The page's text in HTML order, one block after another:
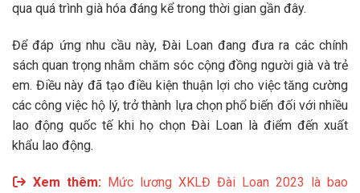
qua quá trình già hóa đáng kể trong thời gian gần đây.
Để đáp ứng nhu cầu này, Đài Loan đang đưa ra các chính
sách quan trọng nhằm chăm sóc cộng đồng người già và trẻ
em. Điều này đã tạo điều kiện thuận lợi cho việc tăng cường
các công việc hộ lý, trở thành lựa chọn phổ biến đối với nhiều
lao động quốc tế khi họ chọn Đài Loan là điểm đến xuất
khẩu lao động.
Xem thêm: Mức lương XKLĐ Đài Loan 2023 là bao